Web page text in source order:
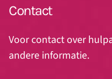
Contact
Voor contact over
andere informatie.